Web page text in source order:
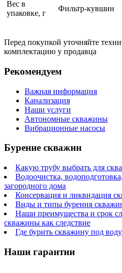
Вес в
упаковке, г
Фильтр-кувшин
Перед покупкой уточняйте
комплектацию у продавца
Рекомендуем
Важная информация
Канализация
Наши услуги
Автономные скважины
Вибрационные насосы
Бурение скважин
Какую трубу выбрать для
Водоочистка,
загородного дома
Консервация и ликвидация
Виды и типы бурения
Наши преимущества и срок
скважины как следствие
Где бурить скважину под
Наши гарантии